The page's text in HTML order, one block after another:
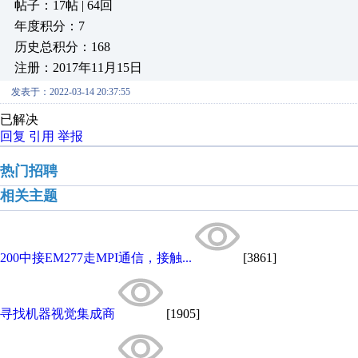
帖子：17帖 | 64回
年度积分：7
历史总积分：168
注册：2017年11月15日
发表于：2022-03-14 20:37:55
已解决
回复 引用 举报
热门招聘
相关主题
200中接EM277走MPI通信，接触... [3861]
寻找机器视觉集成商 [1905]